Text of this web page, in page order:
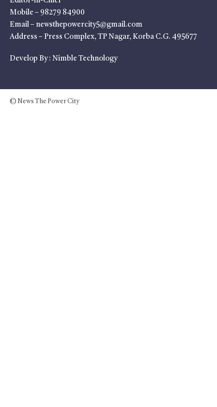
Mobile – 98279 84900
Email – newsthepowercity5@gmail.com
Address – Press Complex, TP Nagar, Korba C.G. 495677
Develop By : Nimble Technology
© News The Power City